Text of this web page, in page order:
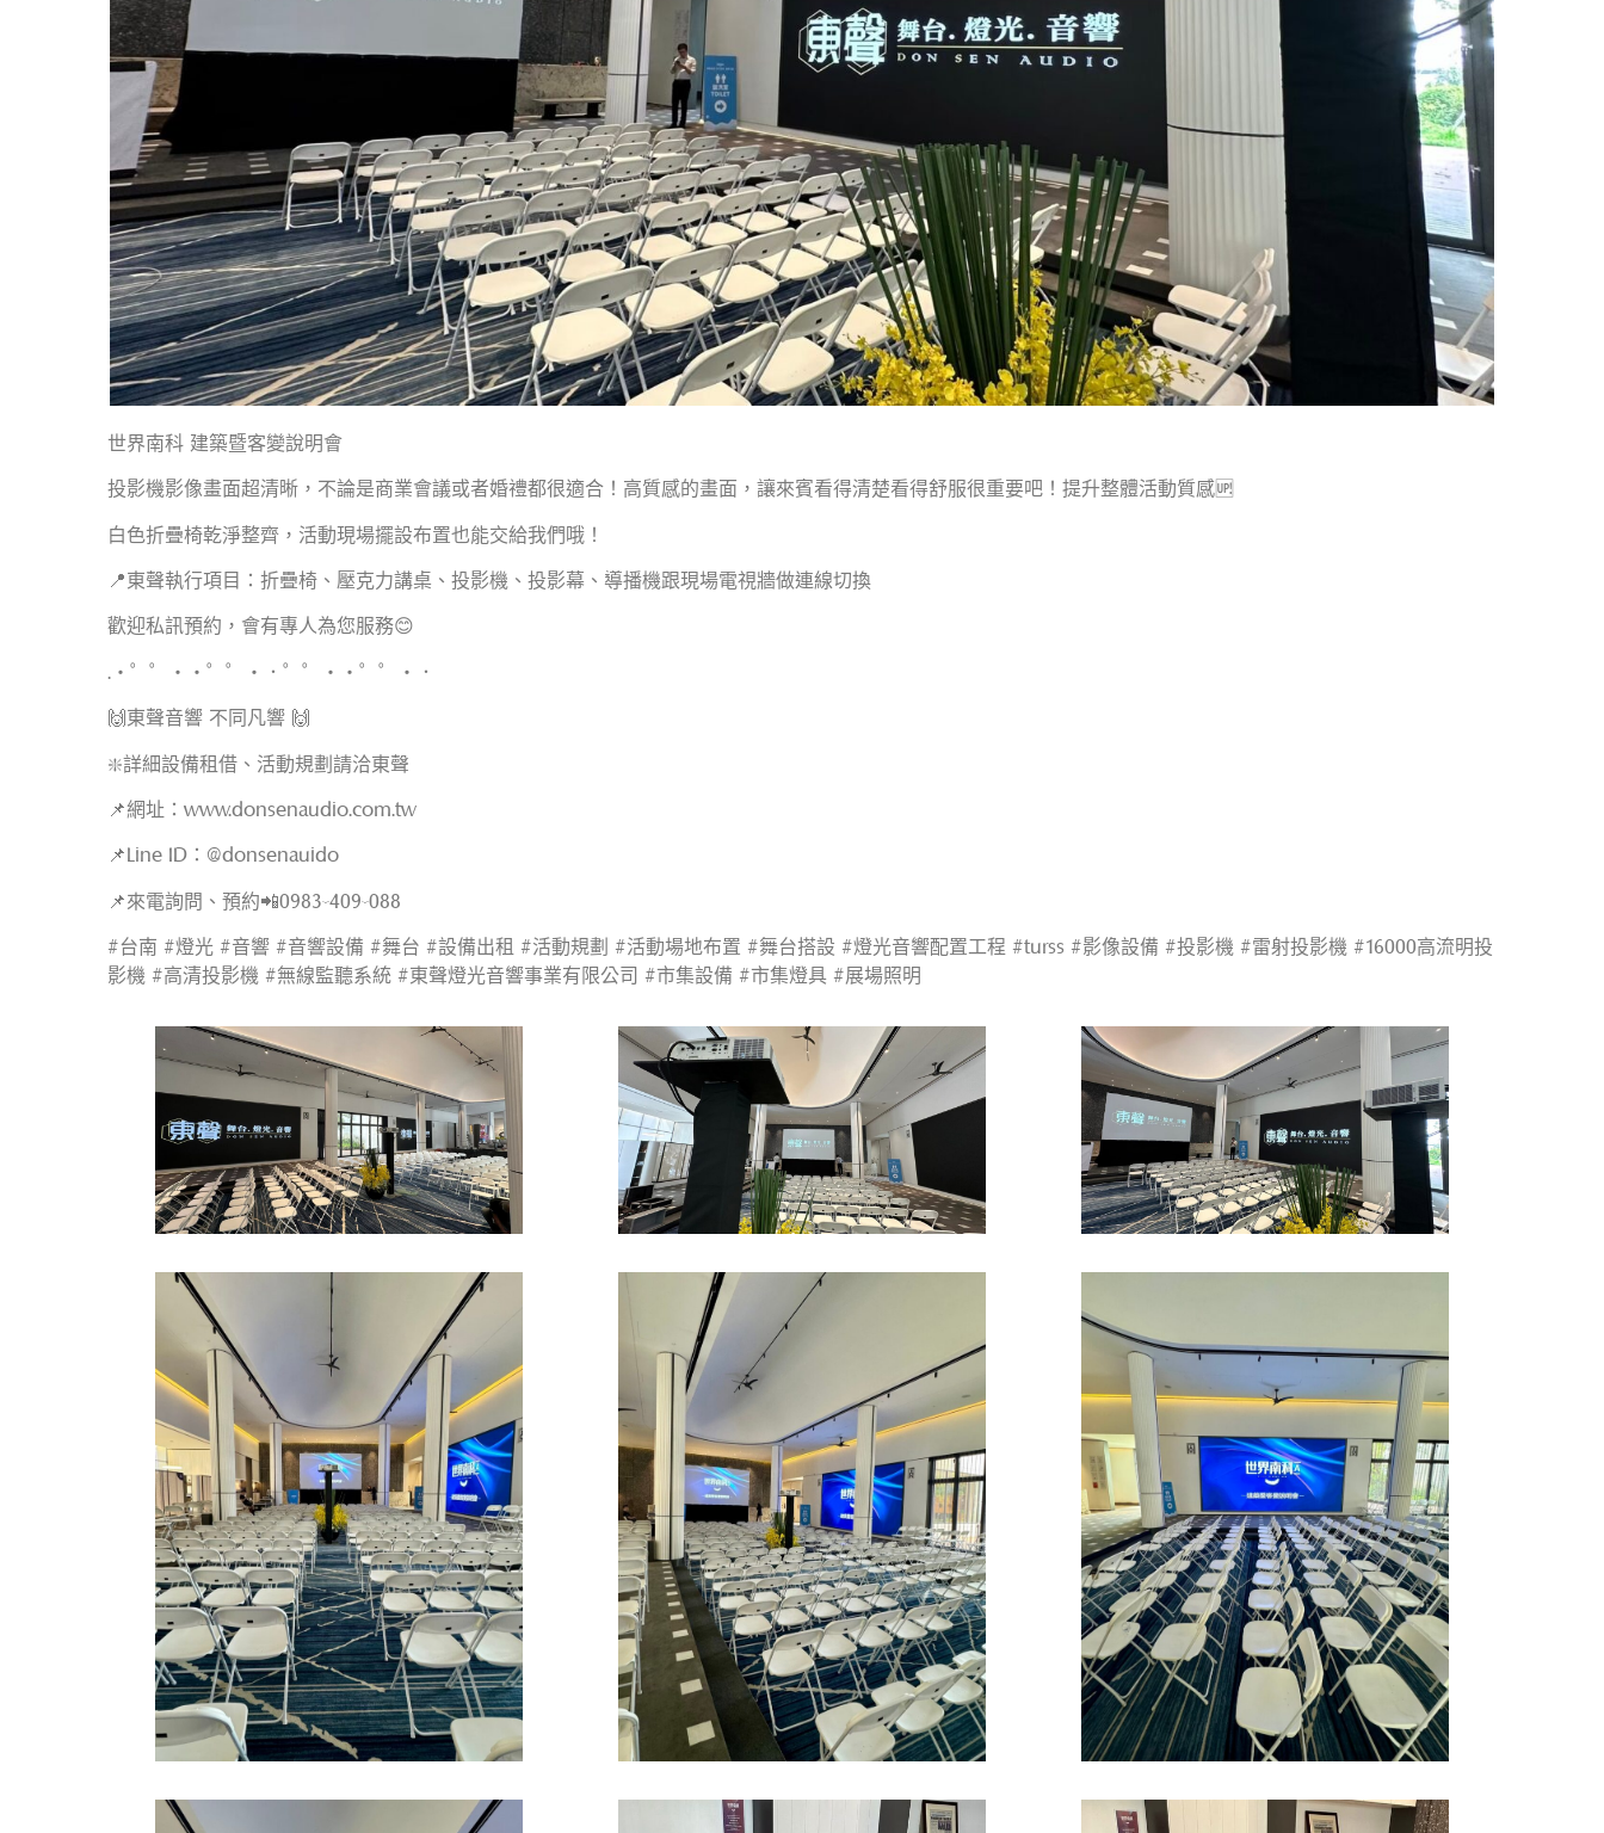
世界南科 建築暨客變說明會
投影機影像畫面超清晰，不論是商業會議或者婚禮都很適合！高質感的畫面，讓來賓看得清楚看得舒服很重要吧！提升整體活動質感🆙
白色折疊椅乾淨整齊，活動現場擺設布置也能交給我們哦！
📍東聲執行項目：折疊椅、壓克力講桌、投影機、投影幕、導播機跟現場電視牆做連線切換
歡迎私訊預約，會有專人為您服務😊
.・゜゜・・゜゜・．゜゜・・゜゜・．
🙌東聲音響 不同凡響 🙌
❇️詳細設備租借、活動規劃請洽東聲
📌網址：www.donsenaudio.com.tw
📌Line ID：@donsenauido
📌來電詢問、預約📲0983-409-088
#台南 #燈光 #音響 #音響設備 #舞台 #設備出租 #活動規劃 #活動場地布置 #舞台搭設 #燈光音響配置工程 #turss #影像設備 #投影機 #雷射投影機 #16000高流明投
影機 #高清投影機 #無線監聽系統 #東聲燈光音響事業有限公司 #市集設備 #市集燈具 #展場照明